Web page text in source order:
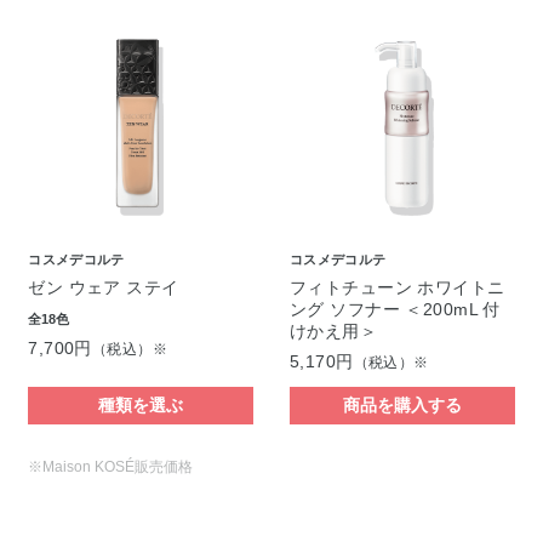
コスメデコルテ
ゼン ウェア ステイ
全18色
7,700円 （税込）※
種類を選ぶ
コスメデコルテ
フィトチューン ホワイトニ
ング ソフナー ＜200mL 付
けかえ用＞
5,170円
（税込）※
商品を購入する
※Maison KOSÉ販売価格